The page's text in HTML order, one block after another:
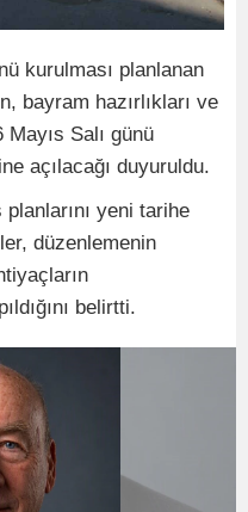
kurulması planlanan
bayram hazırlıkları ve
Salı günü
açılacağı duyuruldu.
yeni tarihe
düzenlemenin
belirtti.